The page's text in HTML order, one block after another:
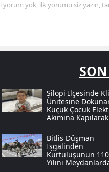
yok, ilk yorumu siz yazın,
Silopi Ilçesinde
Ünitesine
Küçük Çocuk
Akımına Kapılarak
Bitlis Düşman
Işgalinden
Kurtuluşunun
Yılını